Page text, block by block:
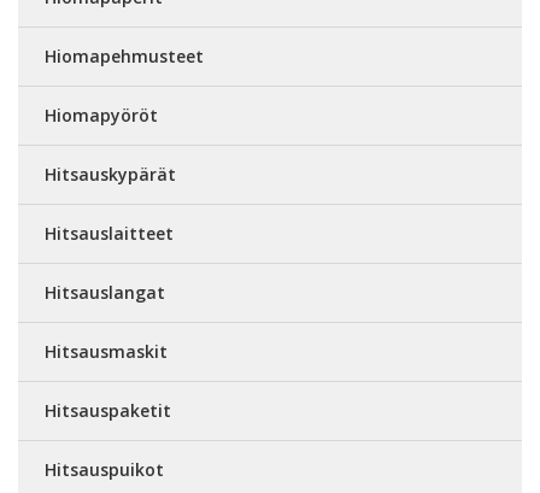
Hiomapehmusteet
Hiomapyöröt
Hitsauskypärät
Hitsauslaitteet
Hitsauslangat
Hitsausmaskit
Hitsauspaketit
Hitsauspuikot